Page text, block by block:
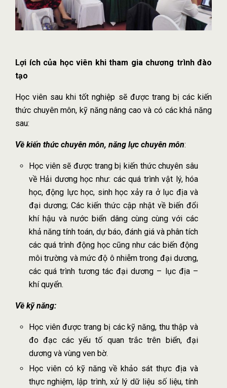
Lợi ích của học viên khi tham gia chương trình đào
tạo
Học viên sau khi tốt nghiệp sẽ được trang bị các kiến
thức chuyên môn, kỹ năng nâng cao và có các khả năng
sau:
Về kiến thức chuyên môn, năng lực chuyên môn:
Học viên sẽ được trang bị kiến thức chuyên sâu
về Hải dương học như: các quá trình vật lý, hóa
học, động lực học, sinh học xảy ra ở lục địa và
đại dương; Các kiến thức cập nhật về biến đổi
khí hậu và nước biển dâng cùng cùng với các
khả năng tính toán, dự báo, đánh giá và phân tích
các quá trình động học cũng như các biến động
môi trường và mức độ ô nhiễm trong đại dương,
các quá trình tương tác đại dương – lục địa –
khí quyển.
Về kỹ năng:
Học viên được trang bị các kỹ năng, thu thập và
đo đạc các yếu tố quan trắc trên biển, đại
dương và vùng ven bờ.
Học viên có kỹ năng về khảo sát thực địa và
thực nghiệm, lập trình, xử lý dữ liệu số liệu, tính